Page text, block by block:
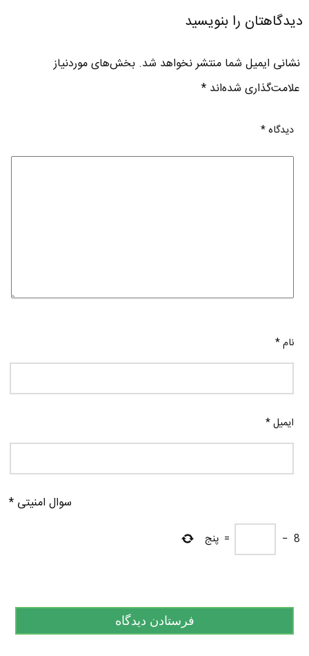
دیدگاهتان را بنویسید
نشانی ایمیل شما منتشر نخواهد شد. بخش‌های موردنیاز
علامت‌گذاری شده‌اند*
دیدگاه*
نام*
ایمیل*
سوال امنیتی *
8
−
= پنج